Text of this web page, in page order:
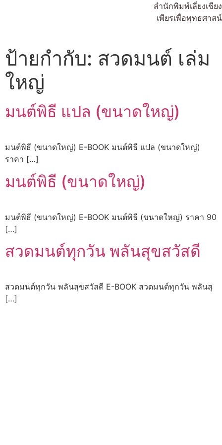
สำนักพิมพ์เลี่ยงเชียง
เพียรเพื่อพุทธศาสน์
ป้ายกำกับ: สวดมนต์ เล่ม
ใหญ่
มนต์พิธี แปล (ขนาดใหญ่)
มนต์พิธี (ขนาดใหญ่) E-BOOK มนต์พิธี แปล (ขนาดใหญ่)
ราคา […]
มนต์พิธี (ขนาดใหญ่)
มนต์พิธี (ขนาดใหญ่) E-BOOK มนต์พิธี (ขนาดใหญ่) ราคา 90
[…]
สวดมนต์ทุกวัน พลันสุขสวัสดี
สวดมนต์ทุกวัน พลันสุขสวัสดี E-BOOK สวดมนต์ทุกวัน พลันสุ
[…]